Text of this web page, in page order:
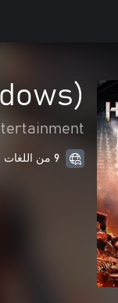
9 من اللغات المدعمة